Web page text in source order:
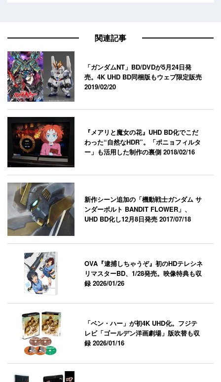
関連記事
「ガンダムNT」BD/DVDが5月24日発
売。4K UHD BD同梱版もウェブ限定販売
2019/02/20
『メアリと魔女の花』UHD BD化でこだ
わった“自然なHDR”。「ポニョフィルタ
ー」も活用した制作の裏側2018/02/16
新作シーン追加の「機動戦士ガンダム サ
ンダーボルト BANDIT FLOWER」、
UHD BD化し12月8日発売2017/07/18
OVA『逮捕しちゃうぞ』初のHDテレシネ
リマスターBD、1/28発売。映像特典も収
録2026/01/26
「ベン・ハー」が初4K UHD化。フジテ
レビ「ゴールデン洋画劇場」版吹替も収
録2026/01/16